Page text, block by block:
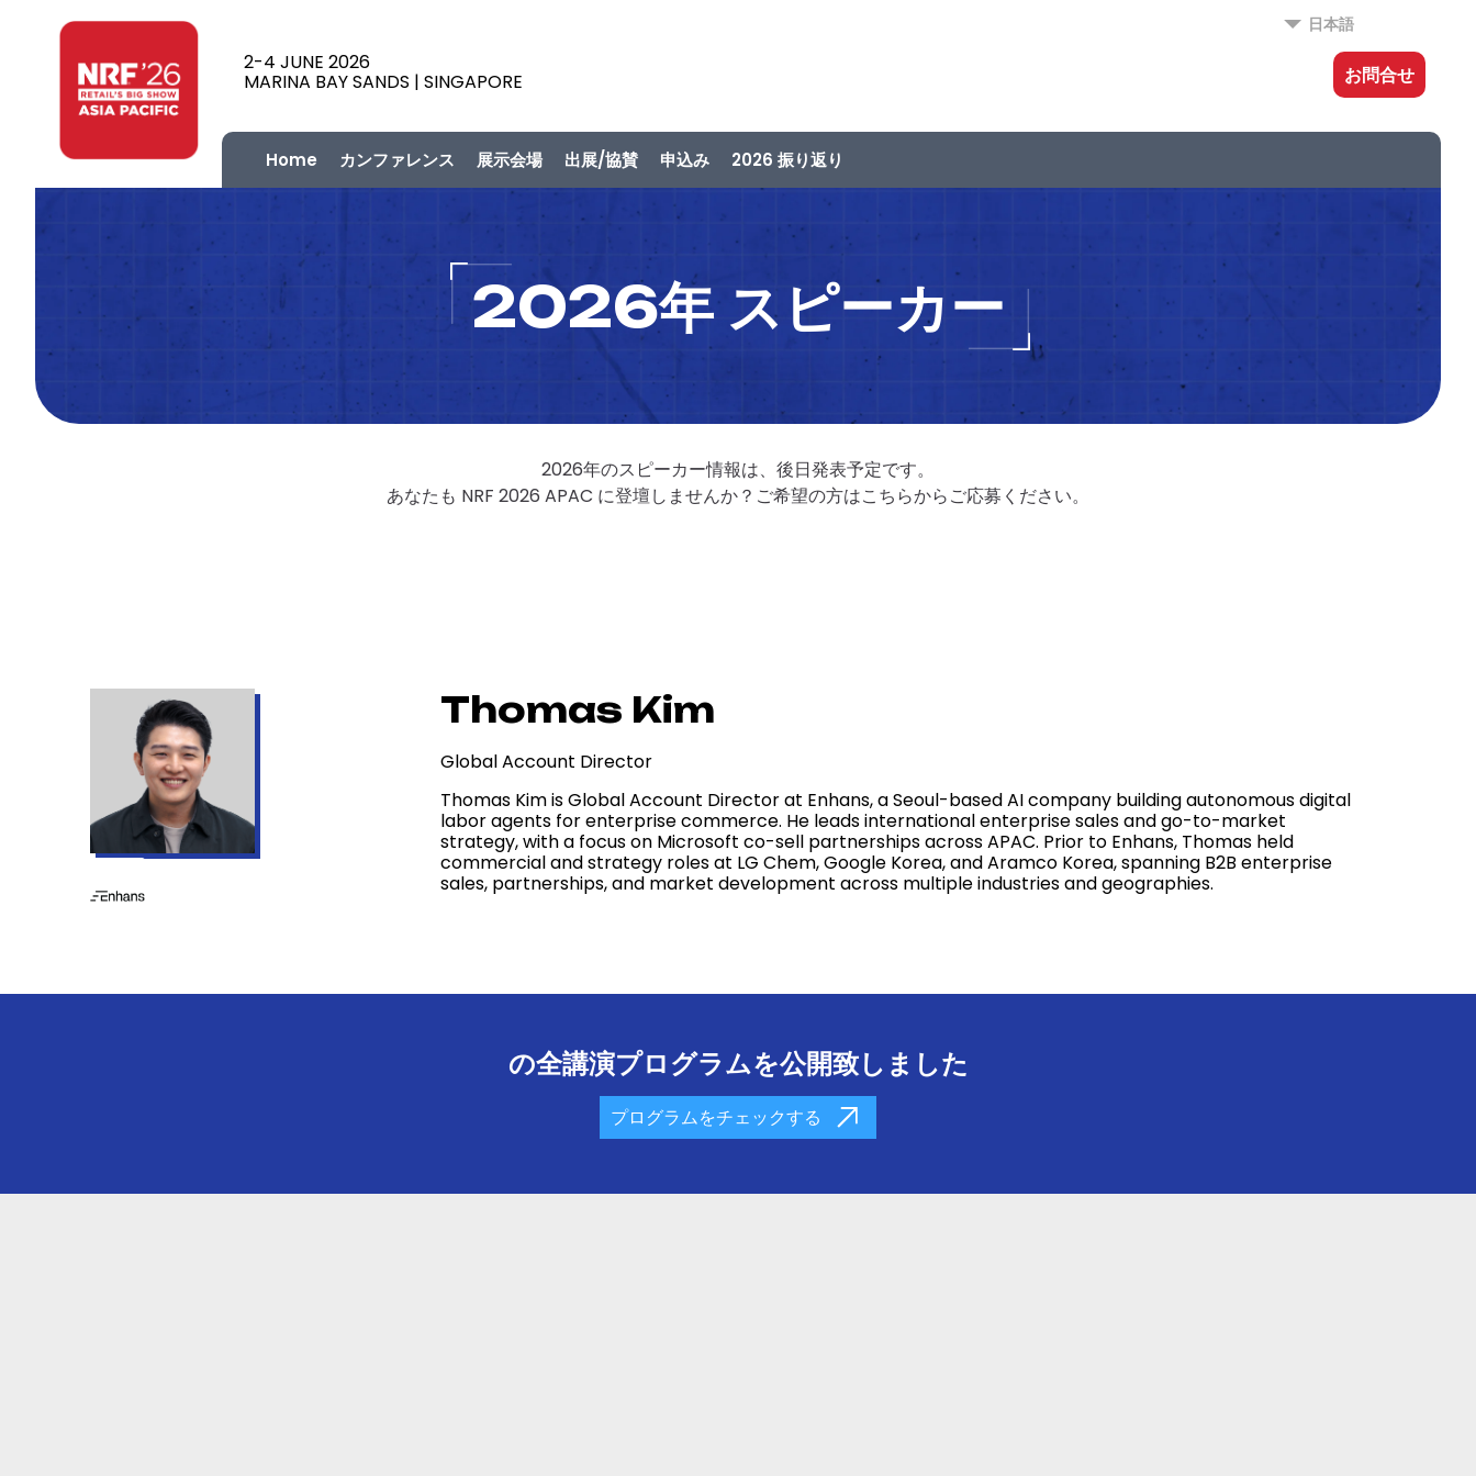
2-4 JUNE 2026
MARINA BAY SANDS | SINGAPORE
日本語
お問合せ
Home カンファレンス 展示会場 出展/協賛 申込み 2026 振り返り
2026年 スピーカー
2026年のスピーカー情報は、後日発表予定です。
あなたも NRF 2026 APAC に登壇しませんか？ご希望の方はこちらからご応募ください。
Thomas Kim
Global Account Director
Thomas Kim is Global Account Director at Enhans, a Seoul-based AI company building autonomous digital
labor agents for enterprise commerce. He leads international enterprise sales and go-to-market
strategy, with a focus on Microsoft co-sell partnerships across APAC. Prior to Enhans, Thomas held
commercial and strategy roles at LG Chem, Google Korea, and Aramco Korea, spanning B2B enterprise
sales, partnerships, and market development across multiple industries and geographies.
の全講演プログラムを公開致しました
プログラムをチェックする